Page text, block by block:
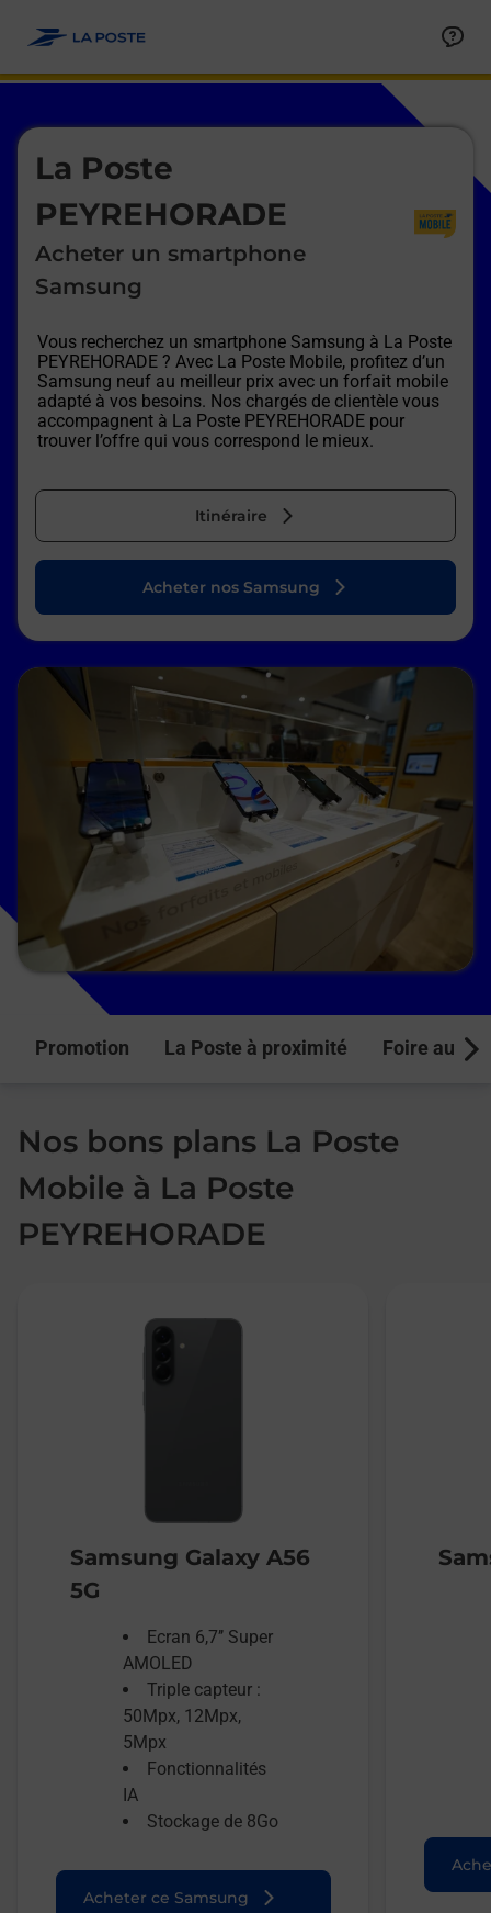
La Poste
PEYREHORADE
Acheter un smartphone
Samsung
Vous recherchez un smartphone Samsung à La Poste
PEYREHORADE ? Avec La Poste Mobile, profitez d’un
Samsung neuf au meilleur prix avec un forfait mobile
adapté à vos besoins. Nos chargés de clientèle vous
accompagnent à La Poste PEYREHORADE pour
trouver l’offre qui vous correspond le mieux.
Itinéraire
Le lien s'ouvre dans un nouvel onglet
Acheter nos Samsung
Promotion La Poste à proximité Foire aux
Nos bons plans La Poste
Mobile à La Poste
PEYREHORADE
Samsung Galaxy A56
5G
Ecran 6,7’’ Super
AMOLED
Triple capteur :
50Mpx, 12Mpx,
5Mpx
Fonctionnalités
IA
Stockage de 8Go
Acheter ce Samsung